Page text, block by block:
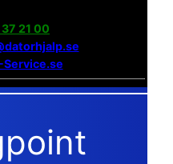
21 00
Service.se